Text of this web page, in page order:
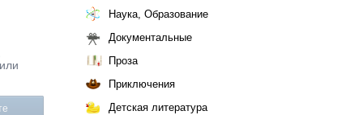
Наука, Образование
Документальные
Проза
Приключения
Детская литература